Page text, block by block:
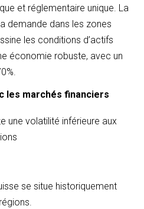
et réglementaire unique. La
demande dans les zones
les conditions d’actifs
économie robuste, avec un
les marchés financiers
une volatilité inférieure aux
se situe historiquement